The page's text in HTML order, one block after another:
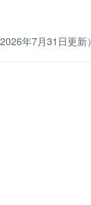
年7月31日更新）